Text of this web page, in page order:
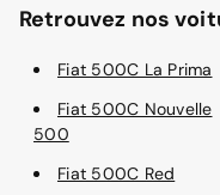
Retrouvez nos
Fiat 500C La Prima
Fiat 500C Nouvelle
500
Fiat 500C Red